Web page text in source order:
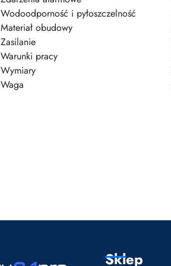
Wodoodporność i pyłoszczelność
Materiał obudowy
Zasilanie
Warunki pracy
Wymiary
Waga
Sklep